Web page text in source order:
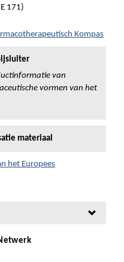
171)
Kompas
van
vormen van het
materiaal
het Europees